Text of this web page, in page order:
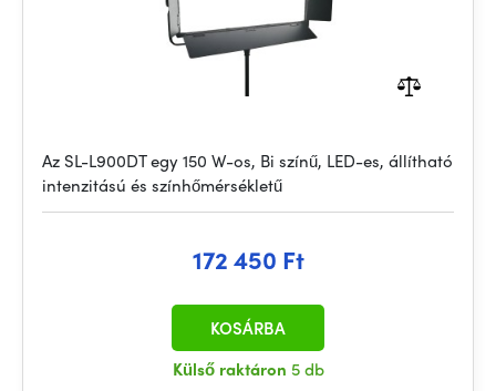
Az SL-L900DT egy 150 W-os, Bi színű, LED-es, állítható
intenzitású és színhőmérsékletű
172 450 Ft
Külső raktáron 5 db
KOSÁRBA